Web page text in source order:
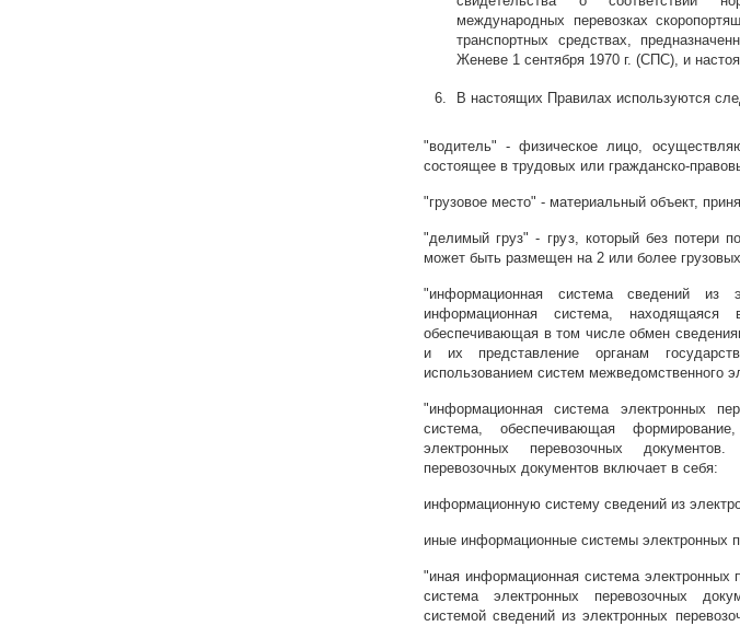
международных перевозках
транспортных средствах,
Женеве 1 сентября 1970 г. (СПС), и
В настоящих Правилах используются
"водитель" - физическое лицо,
состоящее в трудовых или гражданско-
"грузовое место" - материальный объект,
"делимый груз" - груз, который без потери
может быть размещен на 2 или более
"информационная система сведений из
информационная система, находящаяся
обеспечивающая в том числе обмен
и их представление органам
использованием систем межведомственного
"информационная система электронных
система, обеспечивающая
электронных перевозочных
перевозочных документов включает в себя:
информационную систему сведений из
иные информационные системы электронных
"иная информационная система электронных
система электронных перевозочных
системой сведений из электронных